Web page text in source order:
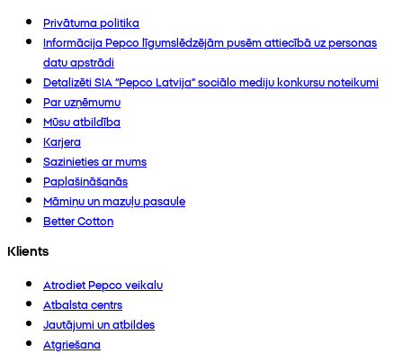
Privātuma politika
Informācija Pepco līgumslēdzējām pusēm attiecībā uz personas
datu apstrādi
Detalizēti SIA “Pepco Latvija” sociālo mediju konkursu noteikumi
Par uzņēmumu
Mūsu atbildība
Karjera
Sazinieties ar mums
Paplašināšanās
Māmiņu un mazuļu pasaule
Better Cotton
Klients
Atrodiet Pepco veikalu
Atbalsta centrs
Jautājumi un atbildes
Atgriešana